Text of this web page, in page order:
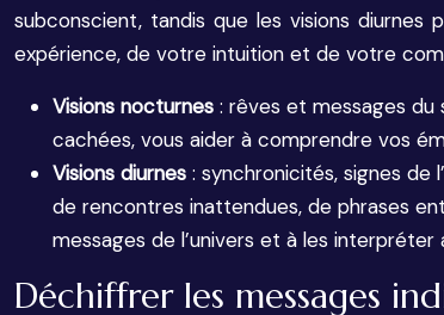
subconscient, tandis que les visions
expérience, de votre intuition et de votre
Visions nocturnes : rêves et messages du
cachées, vous aider à comprendre vos
Visions diurnes : synchronicités, signes de
de rencontres inattendues, de phrases
messages de l’univers et à les
Déchiffrer les messages